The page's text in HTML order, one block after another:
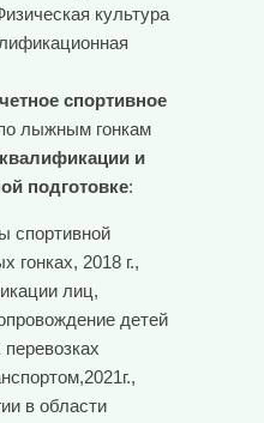
культура
спортивное
лыжным гонкам
и
подготовке:
спортивной
гонках, 2018 г.,
лиц,
детей
в области